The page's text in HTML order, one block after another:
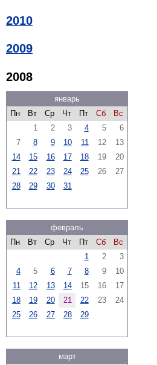
2010
2009
2008
январь
Пн
Вт Ср Чт Пт Сб
Вс
1
2 3 4 5
6
7
8 9 10 11 12
13
14
15 16 17 18 19
20
21
22 23 24 25 26
27
28
29 30 31
февраль
Пн
Вт Ср Чт Пт Сб
Вс
1
2
3
4
5 6 7 8 9
10
11
12 13 14 15 16
17
18
19 20 21 22 23
24
25
26 27 28 29
март